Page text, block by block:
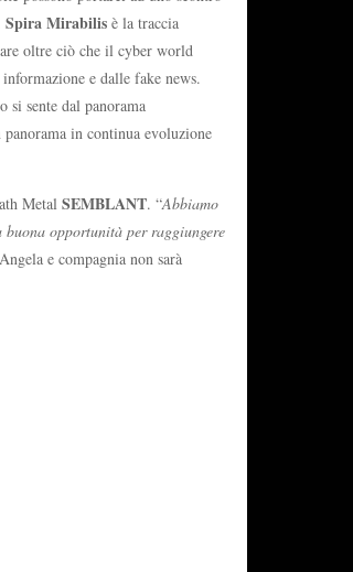
Spira Mirabilis è la traccia
oltre ciò che il cyber world
e dalle fake news.
sente dal panorama
in continua evoluzione
Metal SEMBLANT. “Abbiamo
opportunità per raggiungere
e compagnia non sarà